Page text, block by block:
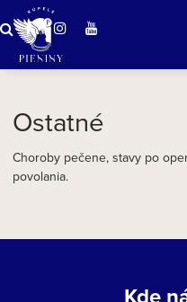
Ostatné
Choroby pečene, stavy po
povolania.